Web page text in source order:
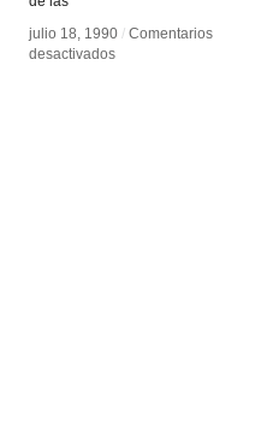
julio 18, 1990 / Comentarios
desactivadosen
julio 18, 1990 / Comentarios
desactivadosen